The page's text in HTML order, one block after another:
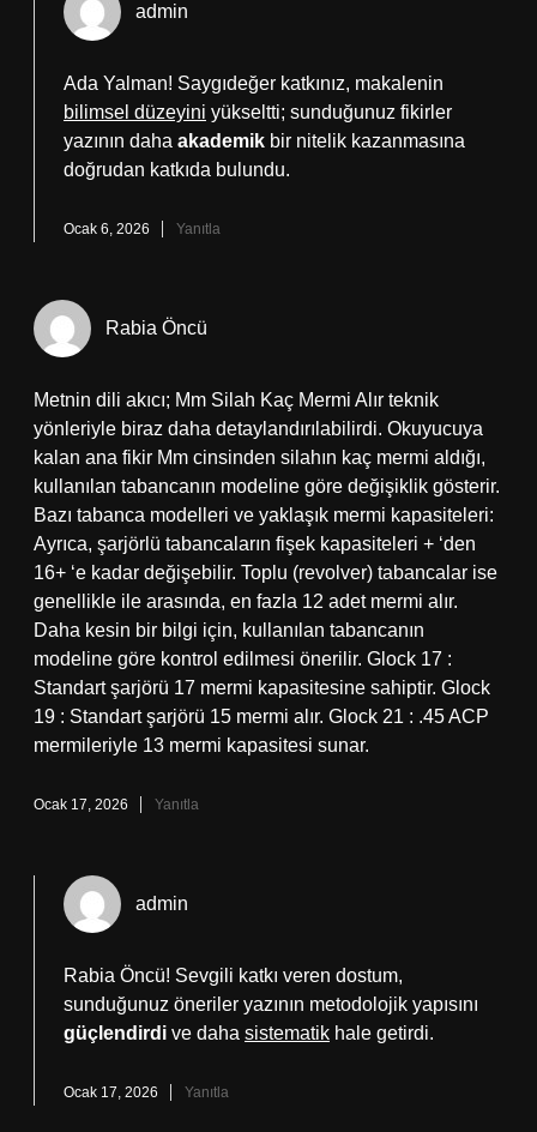
admin
Ada Yalman! Saygıdeğer katkınız, makalenin
bilimsel düzeyini yükseltti; sunduğunuz fikirler
yazının daha akademik bir nitelik kazanmasına
doğrudan katkıda bulundu.
Ocak 6, 2026 Yanıtla
Rabia Öncü
Metnin dili akıcı; Mm Silah Kaç Mermi Alır teknik
yönleriyle biraz daha detaylandırılabilirdi. Okuyucuya
kalan ana fikir Mm cinsinden silahın kaç mermi aldığı,
kullanılan tabancanın modeline göre değişiklik gösterir.
Bazı tabanca modelleri ve yaklaşık mermi kapasiteleri:
Ayrıca, şarjörlü tabancaların fişek kapasiteleri + ‘den
16+ ‘e kadar değişebilir. Toplu (revolver) tabancalar ise
genellikle ile arasında, en fazla 12 adet mermi alır.
Daha kesin bir bilgi için, kullanılan tabancanın
modeline göre kontrol edilmesi önerilir. Glock 17 :
Standart şarjörü 17 mermi kapasitesine sahiptir. Glock
19 : Standart şarjörü 15 mermi alır. Glock 21 : .45 ACP
mermileriyle 13 mermi kapasitesi sunar.
Ocak 17, 2026 Yanıtla
admin
Rabia Öncü! Sevgili katkı veren dostum,
sunduğunuz öneriler yazının metodolojik yapısını
güçlendirdi ve daha sistematik hale getirdi.
Ocak 17, 2026 Yanıtla